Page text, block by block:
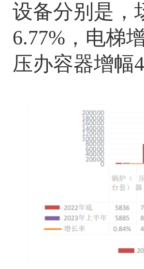
设备分别是，
6.77% ，电梯
压办容器增幅4